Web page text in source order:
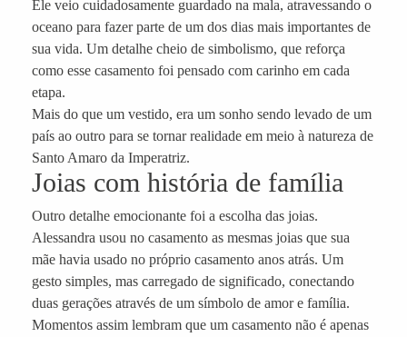
Ele veio cuidadosamente guardado na mala, atravessando o
oceano para fazer parte de um dos dias mais importantes de
sua vida. Um detalhe cheio de simbolismo, que reforça
como esse casamento foi pensado com carinho em cada
etapa.
Mais do que um vestido, era um sonho sendo levado de um
país ao outro para se tornar realidade em meio à natureza de
Santo Amaro da Imperatriz.
Joias com história de família
Outro detalhe emocionante foi a escolha das joias.
Alessandra usou no casamento as mesmas joias que sua
mãe havia usado no próprio casamento anos atrás. Um
gesto simples, mas carregado de significado, conectando
duas gerações através de um símbolo de amor e família.
Momentos assim lembram que um casamento não é apenas